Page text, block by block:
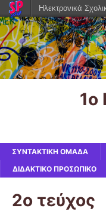
1ο
ΣΥΝΤΑΚΤΙΚΗ ΟΜΑΔΑ
ΔΙΔΑΚΤΙΚΟ ΠΡΟΣΩΠΙΚΟ
2ο τεύχος
Ηλεκτρονικά